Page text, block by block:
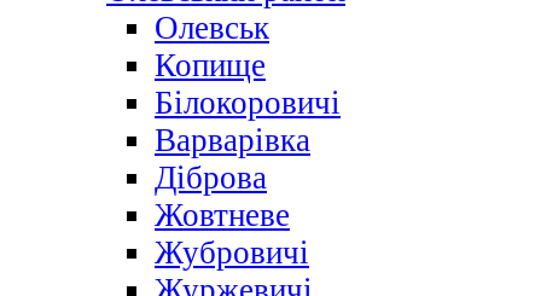
Олевськ
Копище
Білокоровичі
Варварівка
Діброва
Жовтневе
Жубровичі